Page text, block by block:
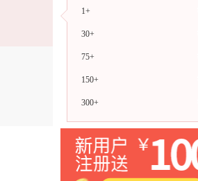
1+
30+
75+
150+
300+